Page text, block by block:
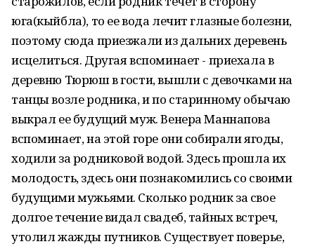
юга(кыйбла), то ее вода лечит глазные болезни,
поэтому сюда приезжали из дальних деревень
исцелиться. Другая вспоминает - приехала в
деревню Тюрюш в гости, вышли с девочками на
танцы возле родника, и по старинному обычаю
выкрал ее будущий муж. Венера Маннапова
вспоминает, на этой горе они собирали ягоды,
ходили за родниковой водой. Здесь прошла их
молодость, здесь они познакомились со своими
будущими мужьями. Сколько родник за свое
долгое течение видал свадеб, тайных встреч,
утолил жажды путников. Существует поверье,